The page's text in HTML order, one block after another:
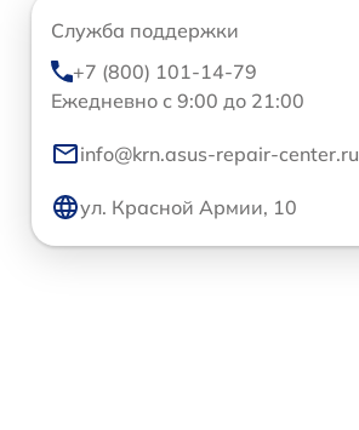
Служба поддержки
+7 (800) 101-14-79
Ежедневно с 9:00 до 21:00
info@krn.asus-repair-center.ru
ул. Красной Армии, 10